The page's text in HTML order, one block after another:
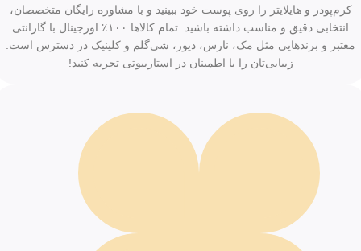
کرم‌پودر و هایلایتر را روی پوست خود ببینید و با مشاوره رایگان متخصصان،
انتخابی دقیق و مناسب داشته باشید. تمام کالاها ۱۰۰٪ اورجینال با گارانتی
معتبر و برندهایی مثل مک، نارس، دیور، شی‌گلم و کلینیک در دسترس است.
زیبایی‌تان را با اطمینان در استاربیوتی تجربه کنید!